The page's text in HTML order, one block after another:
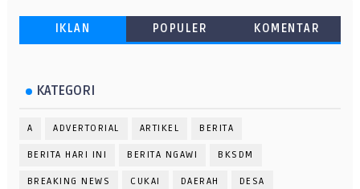
IKLAN POPULER KOMENTAR
KATEGORI
A ADVERTORIAL ARTIKEL BERITA
BERITA HARI INI BERITA NGAWI BKSDM
BREAKING NEWS CUKAI DAERAH DESA